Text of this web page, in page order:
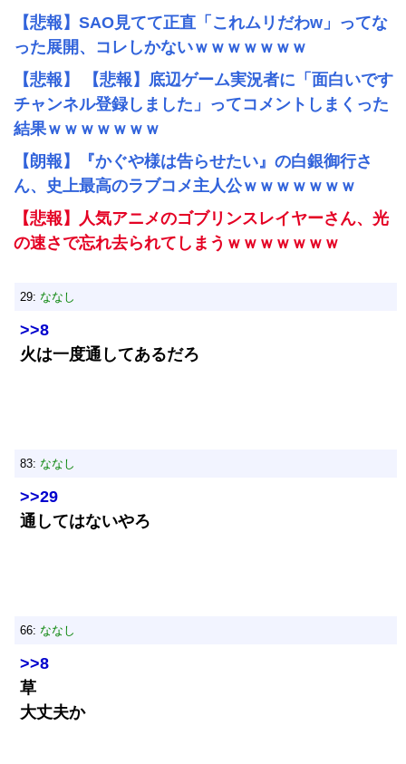
【悲報】SAO見てて正直「これムリだわw」ってな
った展開、コレしかないｗｗｗｗｗｗｗ
【悲報】 【悲報】底辺ゲーム実況者に「面白いです
チャンネル登録しました」ってコメントしまくった
結果ｗｗｗｗｗｗｗ
【朗報】『かぐや様は告らせたい』の白銀御行さ
ん、史上最高のラブコメ主人公ｗｗｗｗｗｗｗ
【悲報】人気アニメのゴブリンスレイヤーさん、光
の速さで忘れ去られてしまうｗｗｗｗｗｗｗ
29: ななし
>>8
火は一度通してあるだろ
83: ななし
>>29
通してはないやろ
66: ななし
>>8
草
大丈夫か